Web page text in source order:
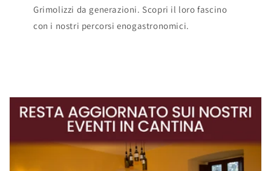
Grimolizzi da generazioni. Scopri il loro fascino
con i nostri percorsi enogastronomici.